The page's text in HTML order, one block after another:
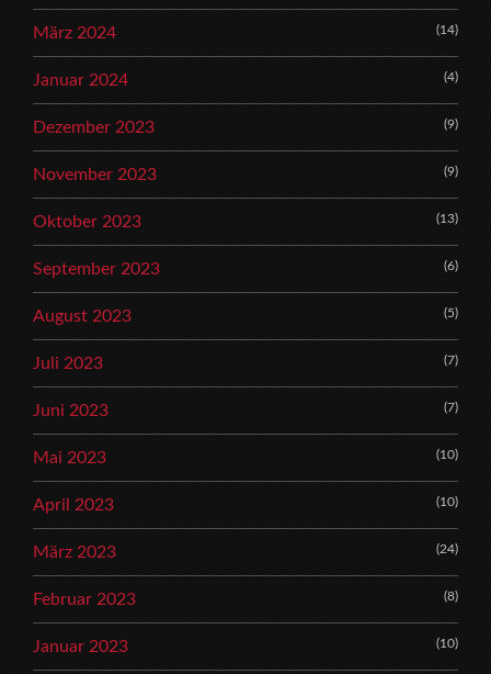
März 2024 (14)
Januar 2024 (4)
Dezember 2023 (9)
November 2023 (9)
Oktober 2023 (13)
September 2023 (6)
August 2023 (5)
Juli 2023 (7)
Juni 2023 (7)
Mai 2023 (10)
April 2023 (10)
März 2023 (24)
Februar 2023 (8)
Januar 2023 (10)